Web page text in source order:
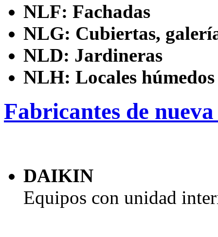
NLF: Fachadas
NLG: Cubiertas,
NLD: Jardineras
NLH: Locales húmedos
Fabricantes de
DAIKIN
Equipos con unidad